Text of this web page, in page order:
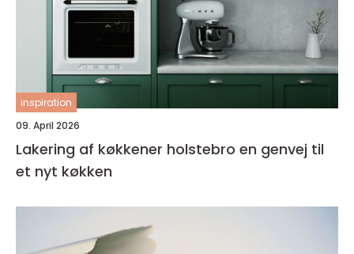
inspiration
09. April 2026
Lakering af køkkener holstebro en genvej til
et nyt køkken